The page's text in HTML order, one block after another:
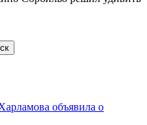
объявила о